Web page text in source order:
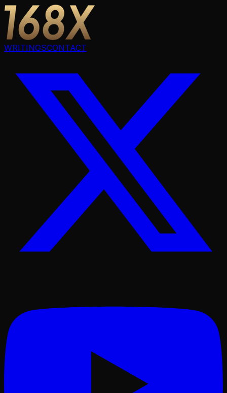
WRITINGSCONTACT